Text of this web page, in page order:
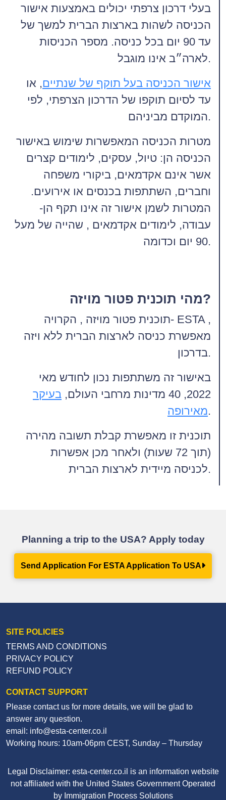
בעלי דרכון צרפתי יכולים באמצעות אישור
הכניסה לשהות בארצות הברית למשך של
עד 90 יום בכל כניסה. מספר הכניסות
לארה״ב אינו מוגבל.
אישור הכניסה בעל תוקף של שנתיים, או
עד לסיום תוקפו של הדרכון הצרפתי, לפי
המוקדם מביניהם.
מטרות הכניסה המאפשרות שימוש באישור
הכניסה הן: טיול, עסקים, לימודים קצרים
אשר אינם אקדמאים, ביקורי משפחה
וחברים, השתתפות בכנסים או אירועים.
המטרות לשמן אישור זה אינו תקף הן-
עבודה, לימודים אקדמאים , שהייה של מעל
90 יום וכדומה.
מהי תוכנית פטור מויזה?
תוכנית פטור מויזה , הקרויה- ESTA ,
מאפשרת כניסה לארצות הברית ללא ויזה
בדרכון.
באישור זה משתתפות נכון לחודש מאי
2022, 40 מדינות מרחבי העולם,
בעיקר
מאירופה.
תוכנית זו מאפשרת קבלת תשובה מהירה
(תוך 72 שעות) ולאחר מכן אפשרות
לכניסה מיידית לארצות הברית.
Planning a trip to the USA? Apply today
Send Application For ESTA Application To USA
SITE POLICIES
TERMS AND CONDITIONS
PRIVACY POLICY
REFUND POLICY
CONTACT SUPPORT
Please contact us for more details, we will be glad to
answer any question.
email: info@esta-center.co.il
Working hours: 10am-06pm CEST, Sunday – Thursday
Legal Disclaimer: esta-center.co.il is an information website
not affiliated with the United States Government Operated
by Immigration Process Solutions